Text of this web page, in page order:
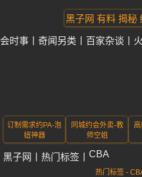
黑子网 有料 揭秘
时事 奇闻另类 百家杂谈
订制需求约PA-泡
妞神器
同城约会外卖-教
师空姐
黑子网 热门标签 CBA
热门标签 -